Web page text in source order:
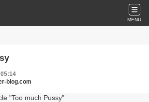
MENU
blog.com